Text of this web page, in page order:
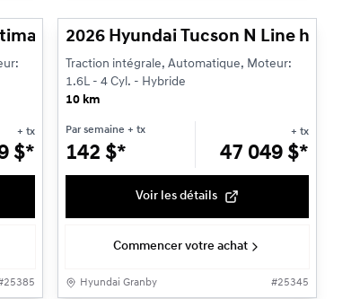
intégrale
hybride Calligraphy à traction
+ tx
$*
25385
2026 Hyundai Tucson N Line
Traction intégrale, Automatique, Moteur:
1.6L - 4 Cyl. - Hybride
10 km
Par semaine + tx
142$*
+ tx
47 049 $*
Voir les détails
Commencer votre achat
Hyundai Granby #25345